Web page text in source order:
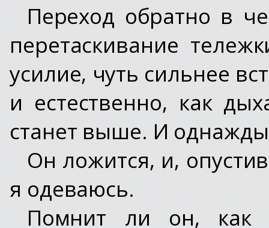
Переход обратно в
перетаскивание
усилие, чуть сильнее
и естественно, как
станет выше. И однажды
Он ложится, и,
я одеваюсь.
Помнит ли он, как